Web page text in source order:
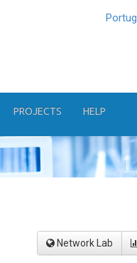
PROJECTS HELP
Network Lab